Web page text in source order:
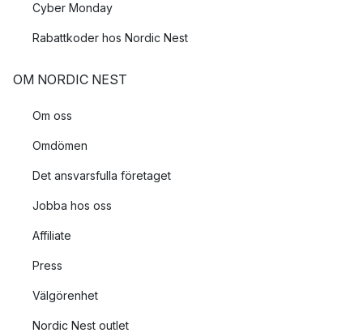
Cyber Monday
Rabattkoder hos Nordic Nest
OM NORDIC NEST
Om oss
Omdömen
Det ansvarsfulla företaget
Jobba hos oss
Affiliate
Press
Välgörenhet
Nordic Nest outlet